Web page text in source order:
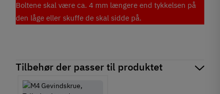
Boltene skal være ca. 4 mm længere end tykkelsen på
den låge eller skuffe de skal sidde på.
Tilbehør der passer til produktet